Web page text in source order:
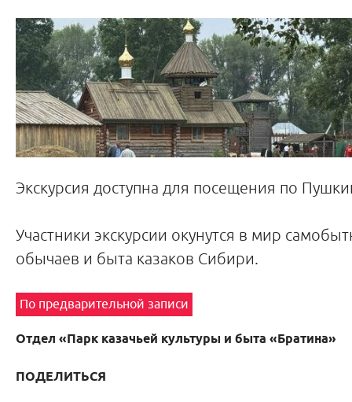
Экскурсия доступна для посещения по
Участники экскурсии окунутся в мир
обычаев и быта казаков Сибири.
По предварительной записи
Отдел «Парк казачьей культуры и быта «Братина»
ПОДЕЛИТЬСЯ